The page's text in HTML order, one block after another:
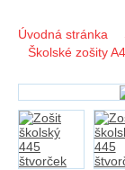
Úvodná stránka
Školské zošity A4